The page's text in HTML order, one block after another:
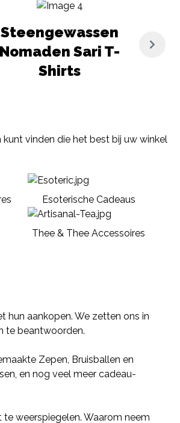
Steengewassen
Nomaden Sari T-
Shirts
vinden die het best bij uw winkel
Esoterische Cadeaus
Thee & Thee Accessoires
hun aankopen. We zetten ons in
te beantwoorden.
Zepen, Bruisballen en
, en nog veel meer cadeau-
weerspiegelen. Waarom neem